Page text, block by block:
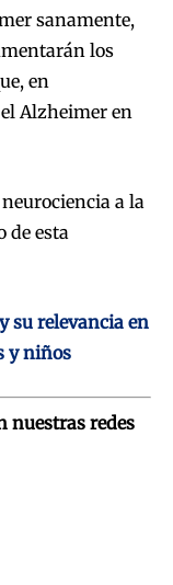
sanamente,
los
en
Alzheimer en
a la
de esta
su relevancia en
y niños
nuestras redes